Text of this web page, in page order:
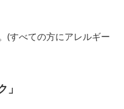
(すべての方にアレルギー